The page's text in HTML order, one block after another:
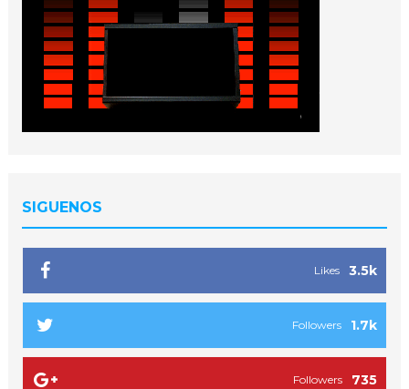
SIGUENOS
3.5k
Likes
1.7k
Followers
735
Followers